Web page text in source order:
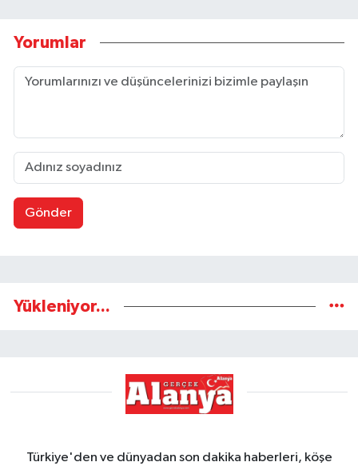
Yorumlar
Gönder
Yükleniyor...
Türkiye'den ve dünyadan son dakika haberleri, köşe